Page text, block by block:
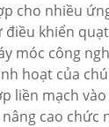
cho nhiều
điều khiển
móc công
hoạt của
liền mạch
nâng cao chức